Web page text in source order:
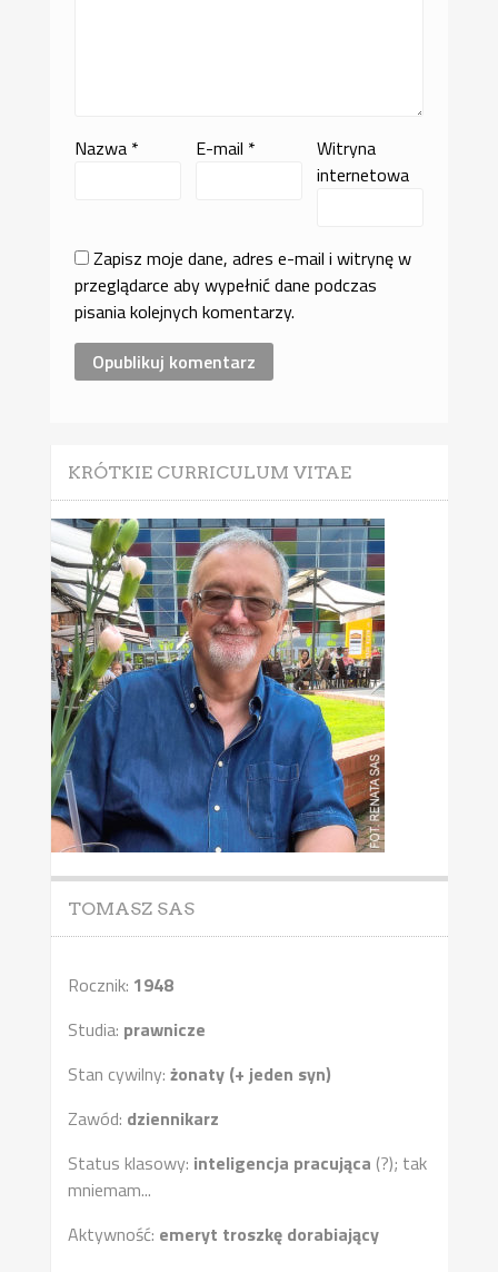
Nazwa * E-mail *
Witryna
internetowa
Zapisz moje dane, adres e-mail i witrynę w
przeglądarce aby wypełnić dane podczas
pisania kolejnych komentarzy.
KRÓTKIE CURRICULUM VITAE
TOMASZ SAS
Rocznik: 1948
Studia: prawnicze
Stan cywilny: żonaty (+ jeden syn)
Zawód: dziennikarz
Status klasowy: inteligencja pracująca (?); tak
mniemam...
Aktywność: emeryt troszkę dorabiający